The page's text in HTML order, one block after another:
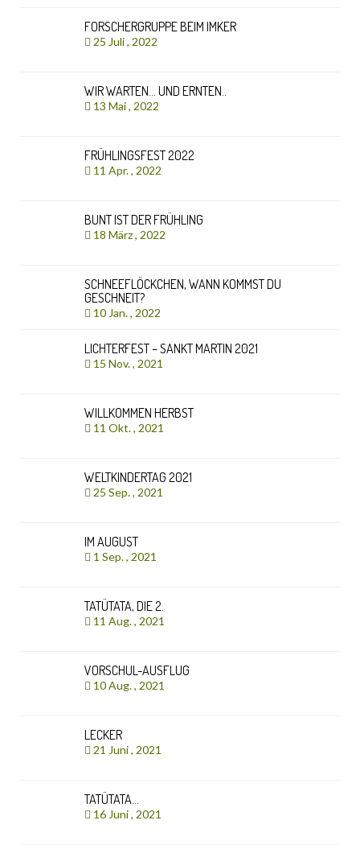
FORSCHERGRUPPE BEIM IMKER
25 Juli , 2022
WIR WARTEN… UND ERNTEN..
13 Mai , 2022
FRÜHLINGSFEST 2022
11 Apr. , 2022
BUNT IST DER FRÜHLING
18 März , 2022
SCHNEEFLÖCKCHEN, WANN KOMMST DU
GESCHNEIT?
10 Jan. , 2022
LICHTERFEST – SANKT MARTIN 2021
15 Nov. , 2021
WILLKOMMEN HERBST
11 Okt. , 2021
WELTKINDERTAG 2021
25 Sep. , 2021
IM AUGUST
1 Sep. , 2021
TATÜTATA, DIE 2.
11 Aug. , 2021
VORSCHUL-AUSFLUG
10 Aug. , 2021
LECKER
21 Juni , 2021
TATÜTATA…
16 Juni , 2021